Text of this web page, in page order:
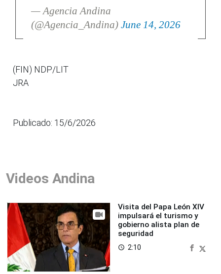
— Agencia Andina
(@Agencia_Andina) June 14, 2026
(FIN) NDP/LIT
JRA
Publicado: 15/6/2026
Videos Andina
Visita del Papa León XIV
impulsará el turismo y
gobierno alista plan de
seguridad
access_time 2:10